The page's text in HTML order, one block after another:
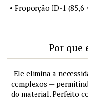
• Proporção ID-1 (85,6
Por que
Ele elimina a
complexos —
do material. Perfeito